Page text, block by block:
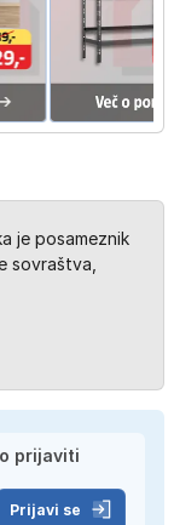
je posameznik
sovraštva,
Prijavi se